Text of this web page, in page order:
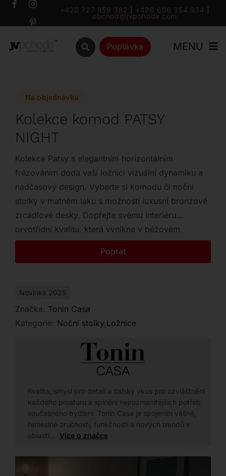
Přeskočit
+420 727 859 382 +420 606 354 934
obchod@jvpohoda.com
Poptávka MENU
Značky
Outlet
Kontakt
Na objednávku
Kolekce komod PATSY
NIGHT
Kolekce Patsy s elegantním horizontálním
frézováním dodá vaší ložnici vizuální dynamiku a
nadčasový design. Vyberte si komodu či noční
stolky v matném laku s možností luxusní bronzové
zrcadlové desky. Dopřejte svému interiéru
prvotřídní kvalitu, která vynikne v béžovém,
hnědém i individuálním barevném provedení.
Poptat
Novinka 2025
Značka: Tonin Casa
Kategorie: Noční stolky,Ložnice
Kvalita, smysl pro detail a italský vkus pro ozvláštnění
každého prostoru a splnění nejrozmanitějších potřeb
současného bydlení. Tonin Casa je spojením vášně,
řemeslné zručnosti, funkčnosti a nových trendů v
oblasti… Více o značce